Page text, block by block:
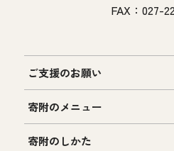
FAX：027-
ご支援のお願い
寄附のメニュー
寄附のしかた